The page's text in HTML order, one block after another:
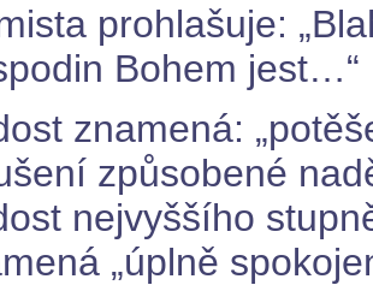
prohlašuje:
Bohem jest…“
znamená:
způsobené
nejvyššího
„úplně